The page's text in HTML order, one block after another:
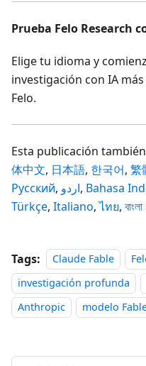
Prueba Felo Research
Elige tu idioma y
investigación con IA
Felo.
Esta publicación
体中文, 日本語, 한국어, 繁
Русский, اردو, Bahasa
Türkçe, Italiano,ไทย, বাংলা
Tags: Claude Fable
investigación profunda
Anthropic
modelo